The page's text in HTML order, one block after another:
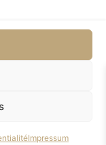
Impressum